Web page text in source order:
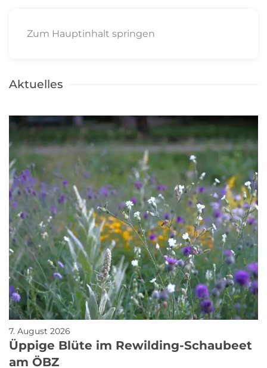
Zum Hauptinhalt springen
Aktuelles
7. August 2026
Üppige Blüte im Rewilding-Schaubeet
am ÖBZ